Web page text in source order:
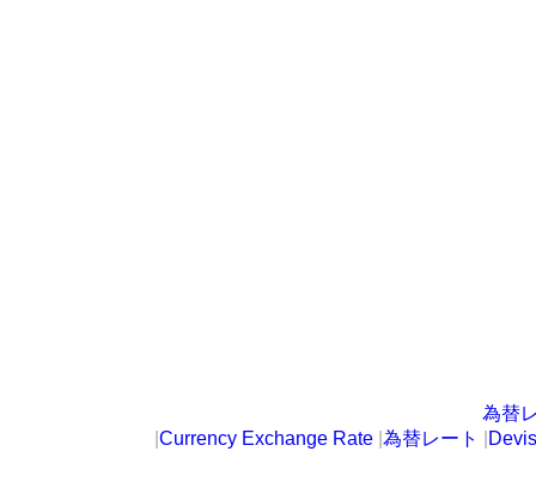
為替
Currency Exchange Rate 為替レート